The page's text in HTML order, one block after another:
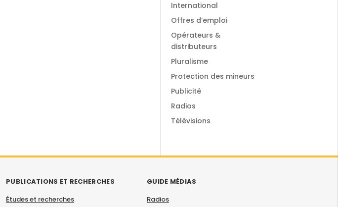
International
Offres d’emploi
Opérateurs &
distributeurs
Pluralisme
Protection des mineurs
Publicité
Radios
Télévisions
PUBLICATIONS ET RECHERCHES
Études et recherches
GUIDE MÉDIAS
Radios